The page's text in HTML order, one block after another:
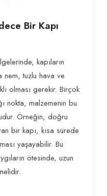
Bir Kapı
kapıların
nem, tuzlu hava ve
olması gerekir. Birçok
nokta, malzemenin bu
Örneğin, doğru
bir kapı, kısa sürede
yaşayabilir. Bu
ötesinde, uzun